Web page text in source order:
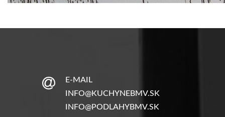
E-MAIL
INFO@KUCHYNEBMV.SK
INFO@PODLAHYBMV.SK